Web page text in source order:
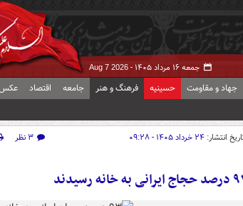
جمعه ۱۶ مرداد ۱۴۰۵ - Aug 7 2026
جهاد و مقاومت حسینیه فرهنگ و هنر جامعه اقتصاد عکس
انتشار: ۲۴ خرداد ۱۴۰۵ - ۰۹:۲۸ ۳ نظر
خانه رسیدند